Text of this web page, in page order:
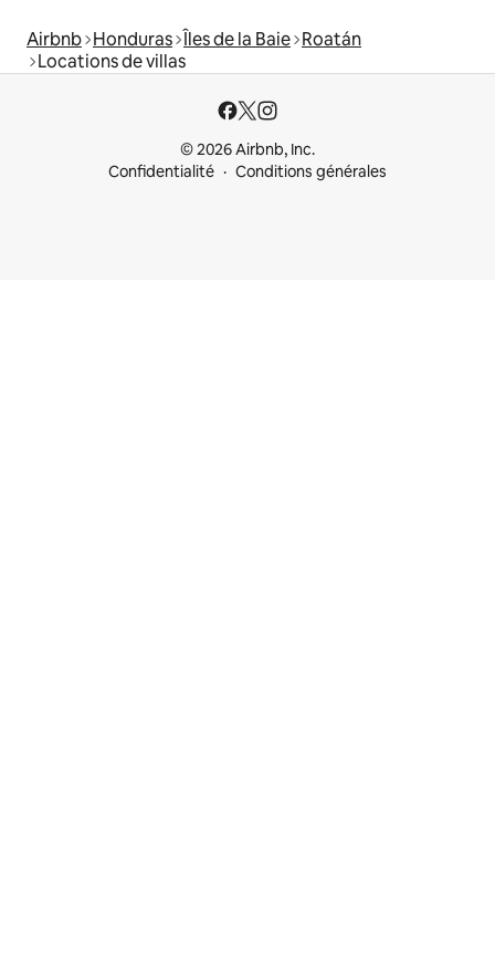
Airbnb Honduras Îles de la Baie Roatán
Locations de villas
© 2026 Airbnb, Inc.
Confidentialité
Conditions générales